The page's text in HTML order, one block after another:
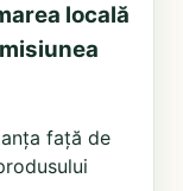
locală
față de